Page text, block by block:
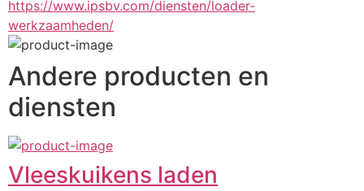
https://www.ipsbv.com/diensten/loader-
werkzaamheden/
Andere producten en
diensten
Vleeskuikens laden